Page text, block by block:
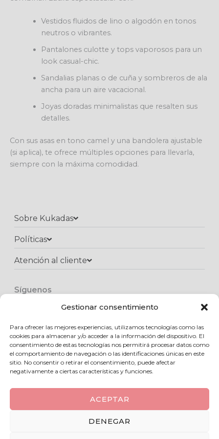
Gestionar consentimiento
Para ofrecer las mejores experiencias, utilizamos tecnologías como las
cookies para almacenar y/o acceder a la información del dispositivo. El
consentimiento de estas tecnologías nos permitirá procesar datos como
el comportamiento de navegación o las identificaciones únicas en este
sitio. No consentir o retirar el consentimiento, puede afectar
negativamente a ciertas características y funciones.
ACEPTAR
DENEGAR
Vestidos fluidos de lino o algodón en tonos
neutros o vibrantes.
Pantalones culotte y tops vaporosos para un
look casual-chic.
Sandalias planas o de cuña y sombreros de ala
ancha para un aire vacacional.
Joyas doradas minimalistas que resalten sus
detalles.
Con sus asas en tono camel y una bandolera ajustable
(si aplica), te ofrece múltiples opciones para llevarla,
siempre con la máxima comodidad.
Sobre Kukadas
Políticas
Atención al cliente​
Síguenos
e
b
o
o
k
t
a
g
r
a
m
h
t
s
a
p
p
Copyright © 2025 Kukadas.com | Todos los derechos reservados